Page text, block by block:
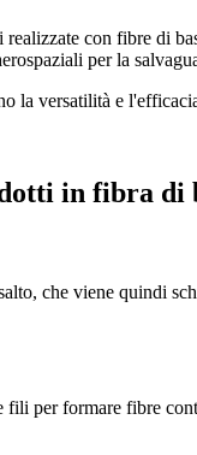
con fibre di
per la
la versatilità e
in fibra di
che viene quindi
per formare fibre